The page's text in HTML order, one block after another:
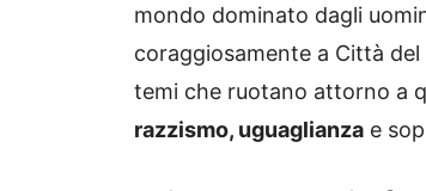
mondo dominato dagli
coraggiosamente a Città del
temi che ruotano attorno a
razzismo, uguaglianza e